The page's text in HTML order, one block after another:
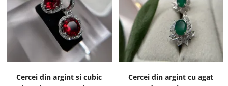
Cercei din argint si cubic
Cercei din argint cu agat